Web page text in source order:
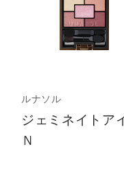
ルナソル
ジェミネイトア
Ｎ